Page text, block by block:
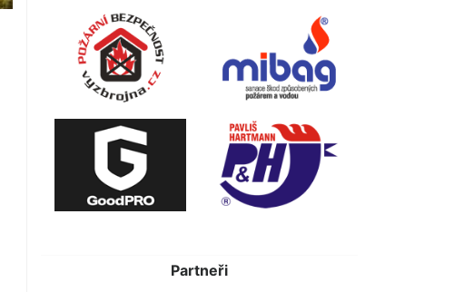
Partneři